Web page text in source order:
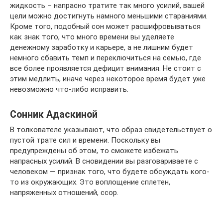
жидкость – напрасно тратите так много усилий, вашей
цели можно достигнуть намного меньшими стараниями.
Кроме того, подобный сон может расшифровываться
как знак того, что много времени вы уделяете
денежному заработку и карьере, а не лишним будет
немного сбавить темп и переключиться на семью, где
все более проявляется дефицит внимания. Не стоит с
этим медлить, иначе через некоторое время будет уже
невозможно что-либо исправить.
Сонник Адаскиной
В толкователе указывают, что образ свидетельствует о
пустой трате сил и времени. Поскольку вы
предупреждены об этом, то сможете избежать
напрасных усилий. В сновидении вы разговариваете с
человеком — признак того, что будете обсуждать кого-
то из окружающих. Это воплощение сплетен,
напряженных отношений, ссор.